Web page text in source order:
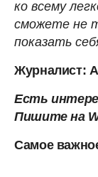
ко всему
сможете не
показать
Журналист:
Есть
Пишите на
Самое